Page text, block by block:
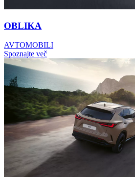
OBLIKA
AVTOMOBILI
Spoznajte več